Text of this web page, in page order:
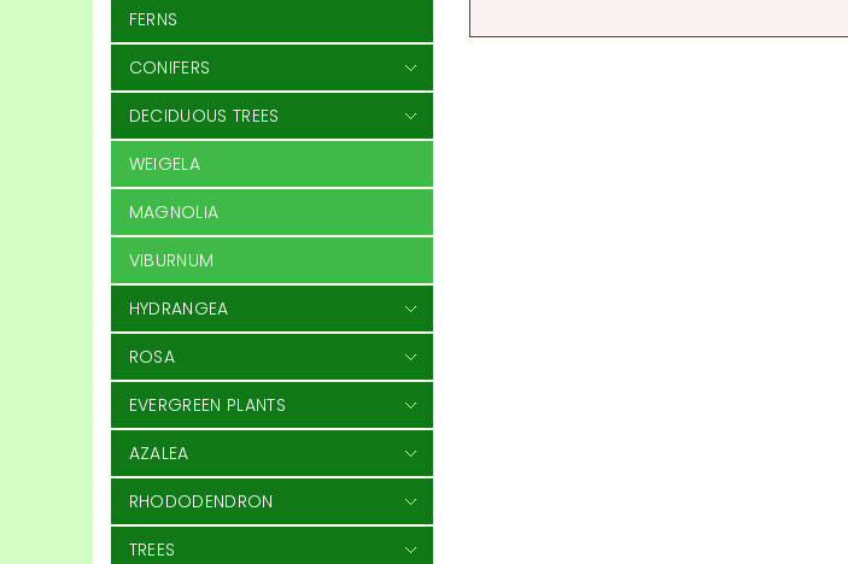
FERNS
CONIFERS
DECIDUOUS TREES
WEIGELA
MAGNOLIA
VIBURNUM
HYDRANGEA
ROSA
EVERGREEN PLANTS
AZALEA
RHODODENDRON
TREES